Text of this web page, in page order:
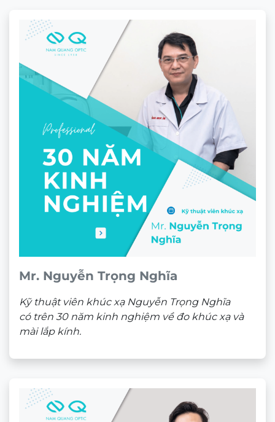
Mr. Nguyễn Trọng Nghĩa
Kỹ thuật viên khúc xạ Nguyễn Trọng Nghĩa
có trên 30 năm kinh nghiệm về đo khúc xạ và
mài lắp kính.